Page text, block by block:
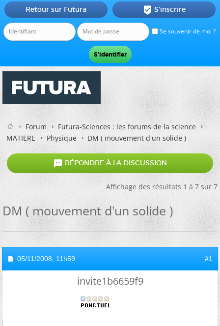
Se souvenir de moi ?
Retour sur Futura  S'inscrire
Forum
Futura-Sciences : les forums de la science
MATIERE
Physique DM ( mouvement d'un solide )
 RÉPONDRE À LA DISCUSSION
Affichage des résultats 1 à 7 sur 7
DM ( mouvement d'un solide )
05/11/2008, 11h59 #1
invite1b6659f9